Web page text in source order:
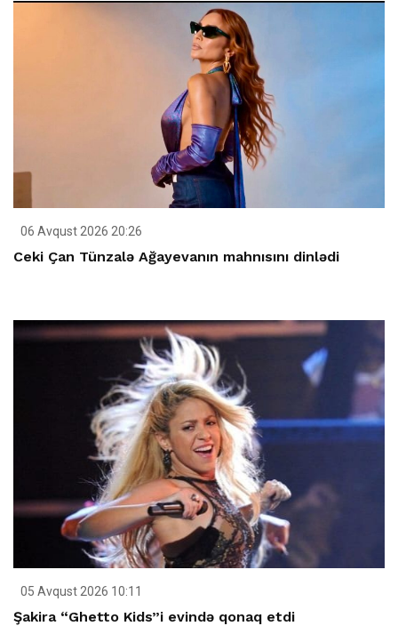
06 Avqust 2026 20:26
Ceki Çan Tünzalə Ağayevanın mahnısını dinlədi
05 Avqust 2026 10:11
Şakira “Ghetto Kids”i evində qonaq etdi